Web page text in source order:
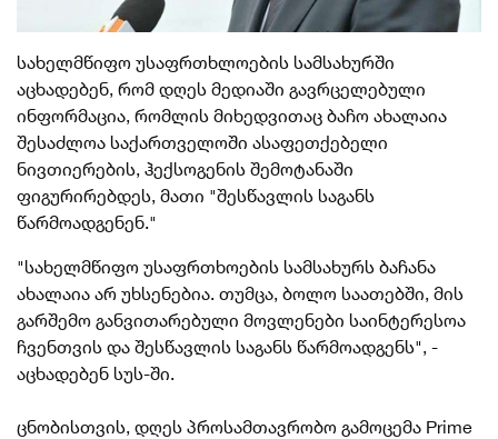
სახელმწიფო უსაფრთხლოების სამსახურში
აცხადებენ, რომ დღეს მედიაში გავრცელებული
ინფორმაცია, რომლის მიხედვითაც ბაჩო ახალაია
შესაძლოა საქართველოში ასაფეთქებელი
ნივთიერების, ჰექსოგენის შემოტანაში
ფიგურირებდეს, მათი "შესწავლის საგანს
წარმოადგენენ."
"სახელმწიფო უსაფრთხოების სამსახურს ბაჩანა
ახალაია არ უხსენებია. თუმცა, ბოლო საათებში, მის
გარშემო განვითარებული მოვლენები საინტერესოა
ჩვენთვის და შესწავლის საგანს წარმოადგენს", -
აცხადებენ სუს-ში.
ცნობისთვის, დღეს პროსამთავრობო გამოცემა Prime